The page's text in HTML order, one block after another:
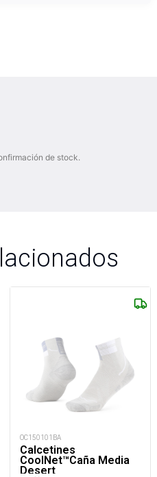
de stock.
OC150101BA
Calcetines
CoolNet™Caña Media
Desert